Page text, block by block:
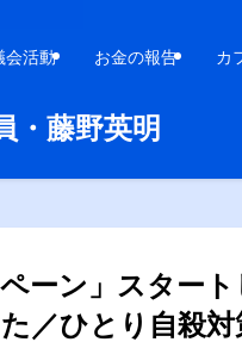
・藤野英明
会活動 お金の報告 カ
ーン」スター
／ひとり自殺